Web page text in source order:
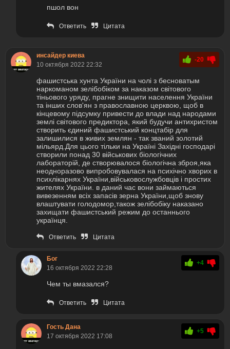
пшол вон
Ответить Цитата
инсайдер киева
10 октября 2022 22:32
-20
фашистська хунта України на чолі з бесноватым
наркоманом зелібобіком за наказом світового
тіньового уряду, прагне знищити населення України
та інших слов'ян з православною церквою, щоб в
кінцевому підсумку привести до влади над народами
землі світового предиктора, який будучи антихристом
створить єдиний фашистський концтабір для
залишилися в живих землян - так званий золотий
мільярд.Для цього тільки на Україні Західні господарі
створили понад 30 військових біологічних
лабораторій, де створювалося біологічна зброя,яка
неодноразово випробовувалася на психічно хворих в
психлікарнях України,військовослужбовців і простих
жителях України. в даний час вони займаються
вивезенням всіх запасів зерна України,щоб знову
влаштувати голодомор,також зелібобіку наказано
захищати фашистський режим до останнього
українця.
Ответить Цитата
Бог
16 октября 2022 22:28
+4
Чем ты вмазался?
Ответить Цитата
Гость Дана
17 октября 2022 17:08
+5